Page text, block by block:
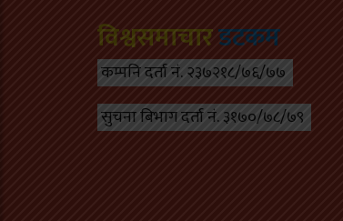
विश्वसमाचारडटकम
कम्पनि दर्ता नं. २३७२१८/७६/७७
सुचना बिभाग दर्ता नं. ३१७०/७८/७९